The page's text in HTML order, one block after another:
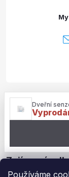
Používáme
Služby
Informace
Zajímavé